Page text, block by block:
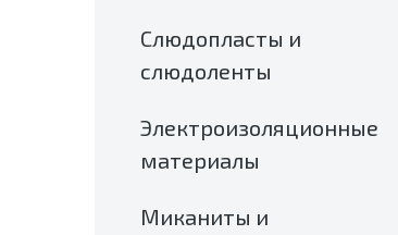
Слюдопласты и
слюдоленты
Электроизоляционные
материалы
Миканиты и